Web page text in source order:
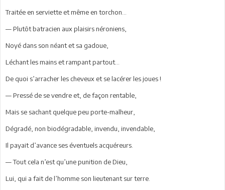
Traitée en serviette et même en torchon...
— Plutôt batracien aux plaisirs néroniens,
Noyé dans son néant et sa gadoue,
Léchant les mains et rampant partout...
De quoi s’arracher les cheveux et se lacérer les joues !
— Pressé de se vendre et, de façon rentable,
Mais se sachant quelque peu porte-malheur,
Dégradé, non biodégradable, invendu, invendable,
Il payait d’avance ses éventuels acquéreurs.
— Tout cela n’est qu’une punition de Dieu,
Lui, qui a fait de l’homme son lieutenant sur terre.